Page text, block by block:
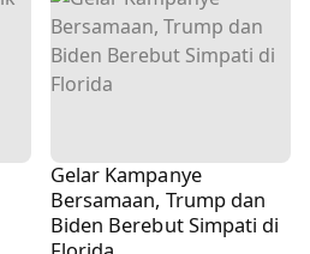
Gelar Kampanye
Bersamaan, Trump dan
Biden Berebut Simpati di